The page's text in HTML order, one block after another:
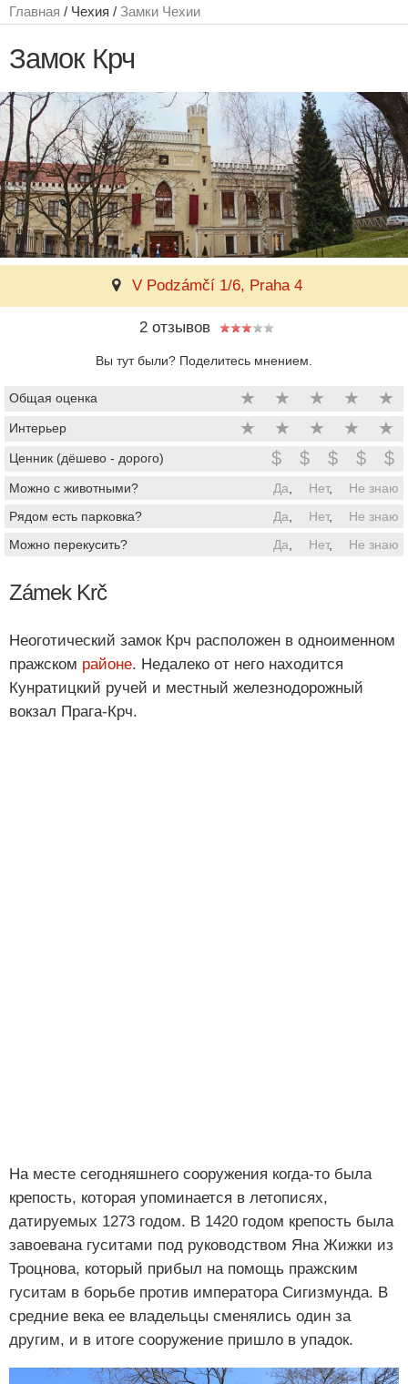
Главная / Чехия / Замки Чехии
Замок Крч
V Podzámčí 1/6, Praha 4
2 отзывов
Вы тут были? Поделитесь мнением.
Общая оценка ★ ★ ★ ★ ★
Интерьер ★ ★ ★ ★ ★
Ценник (дёшево - дорого) $ $ $ $ $
Можно с животными? Да Нет,
Не знаю
Рядом есть парковка?
Да Нет,
Не знаю
Можно перекусить?
Да Нет, Не знаю
Zámek Krč
Неоготический замок Крч расположен в одноименном
пражском районе. Недалеко от него находится
Кунратицкий ручей и местный железнодорожный
вокзал Прага-Крч.
На месте сегодняшнего сооружения когда-то была
крепость, которая упоминается в летописях,
датируемых 1273 годом. В 1420 годом крепость была
завоевана гуситами под руководством Яна Жижки из
Троцнова, который прибыл на помощь пражским
гуситам в борьбе против императора Сигизмунда. В
средние века ее владельцы сменялись один за
другим, и в итоге сооружение пришло в упадок.